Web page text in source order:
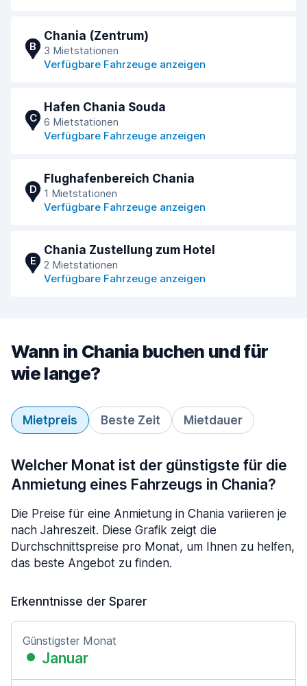
B
Chania (Zentrum)
3 Mietstationen
Verfügbare Fahrzeuge anzeigen
C
Hafen Chania Souda
6 Mietstationen
Verfügbare Fahrzeuge anzeigen
D
Flughafenbereich Chania
1 Mietstationen
Verfügbare Fahrzeuge anzeigen
E
Chania Zustellung zum Hotel
2 Mietstationen
Verfügbare Fahrzeuge anzeigen
Wann in Chania buchen und für
wie lange?
Mietpreis Beste Zeit Mietdauer
Welcher Monat ist der günstigste für die
Anmietung eines Fahrzeugs in Chania?
Die Preise für eine Anmietung in Chania variieren je
nach Jahreszeit. Diese Grafik zeigt die
Durchschnittspreise pro Monat, um Ihnen zu helfen,
das beste Angebot zu finden.
Erkenntnisse der Sparer
Günstigster Monat
Januar